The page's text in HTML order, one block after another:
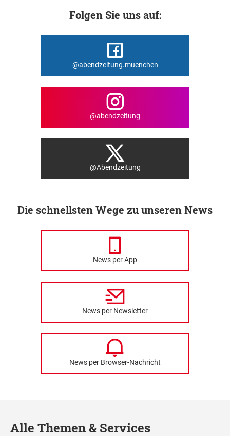
Folgen Sie uns auf:
@abendzeitung.muenchen
@abendzeitung
@Abendzeitung
Die schnellsten Wege zu unseren News
News per App
News per Newsletter
News per Browser-Nachricht
Alle Themen & Services